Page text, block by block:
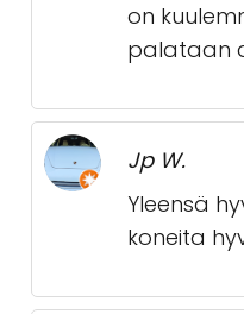
on
palataan
Jp W.
Yleensä
koneita